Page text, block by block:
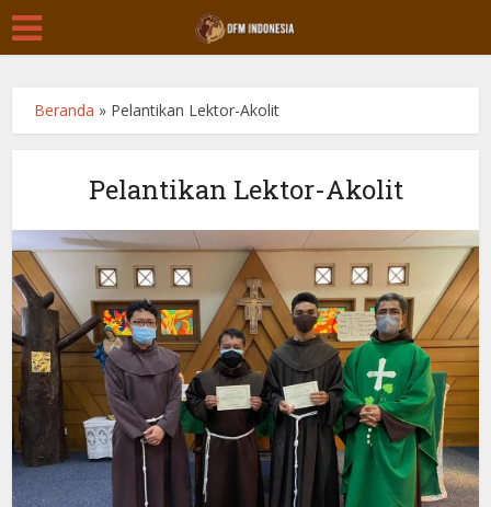
Beranda » Pelantikan Lektor-Akolit
Pelantikan Lektor-Akolit